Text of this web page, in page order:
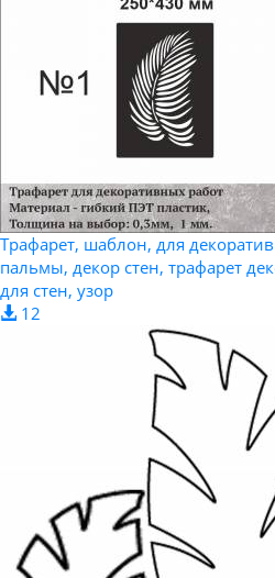
Трафарет, шаблон, для
пальмы, декор стен, трафарет
для стен, узор
12